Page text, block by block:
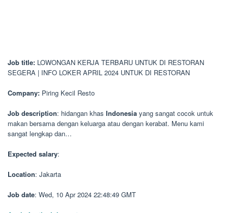
Job title: LOWONGAN KERJA TERBARU UNTUK DI RESTORAN
SEGERA | INFO LOKER APRIL 2024 UNTUK DI RESTORAN
Company: Piring Kecil Resto
Job description: hidangan khas Indonesia yang sangat cocok untuk
makan bersama dengan keluarga atau dengan kerabat. Menu kami
sangat lengkap dan…
Expected salary:
Location: Jakarta
Job date: Wed, 10 Apr 2024 22:48:49 GMT